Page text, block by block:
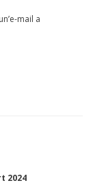
mail a
2024